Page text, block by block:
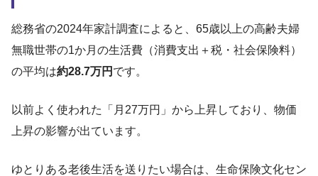
総務省の2024年家計調査によると、65歳以上の高齢夫婦
無職世帯の1か月の生活費（消費支出＋税・社会保険料）
の平均は約28.7万円 です。
以前よく使われた「月27万円」から上昇しており、物価
上昇の影響が出ています。
ゆとりある老後生活を送りたい場合は、生命保険文化セン